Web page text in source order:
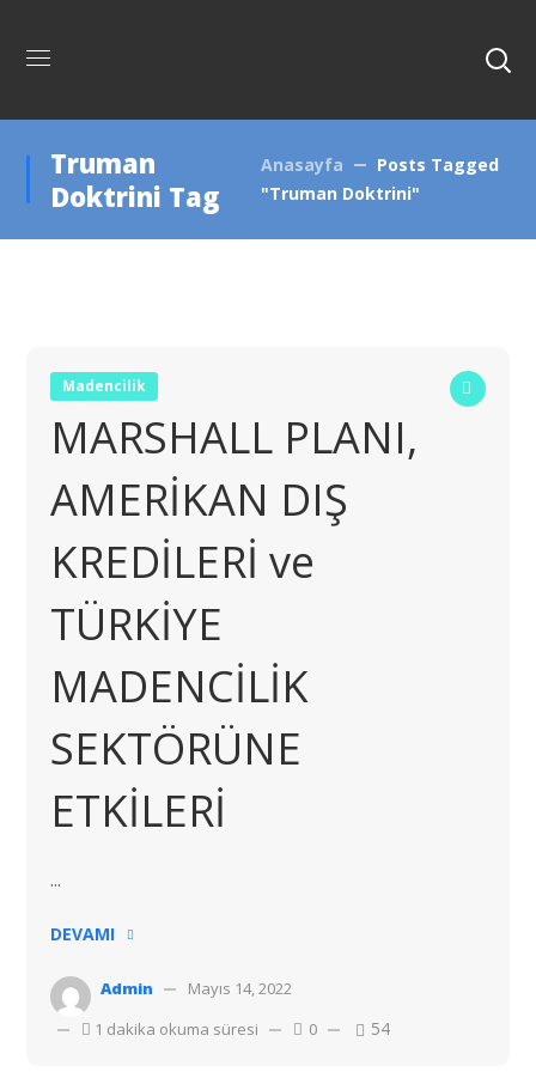
Truman
Doktrini Tag
Anasayfa
Posts Tagged
"Truman Doktrini"
Madencilik
MARSHALL PLANI,
AMERİKAN DIŞ
KREDİLERİ ve
TÜRKİYE
MADENCİLİK
SEKTÖRÜNE
ETKİLERİ
...
DEVAMI
Admin
Mayıs 14, 2022
1 dakika okuma süresi
0 54